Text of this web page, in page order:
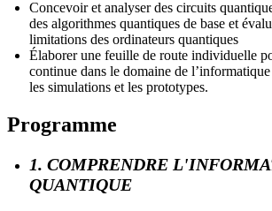
Concevoir et analyser des circuits
des algorithmes quantiques de base et
limitations des ordinateurs quantiques
Élaborer une feuille de route individuelle
continue dans le domaine de
les simulations et les prototypes.
Programme
1. COMPRENDRE
QUANTIQUE